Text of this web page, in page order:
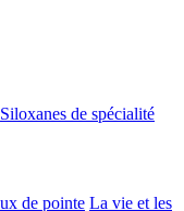
Siloxanes de spécialité
de pointe La vie et les